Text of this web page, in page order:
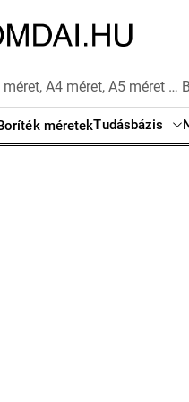
A4 méret, A5 méret …
méretekTudásbázis